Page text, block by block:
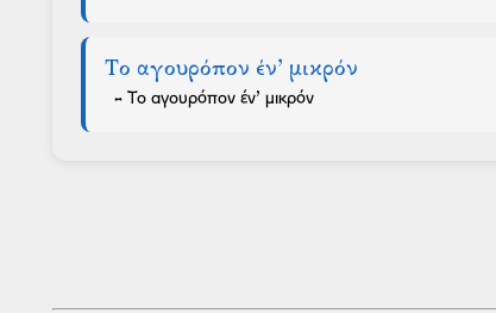
Το αγουρόπον έν’ μικρόν
- Το αγουρόπον έν’ μικρόν